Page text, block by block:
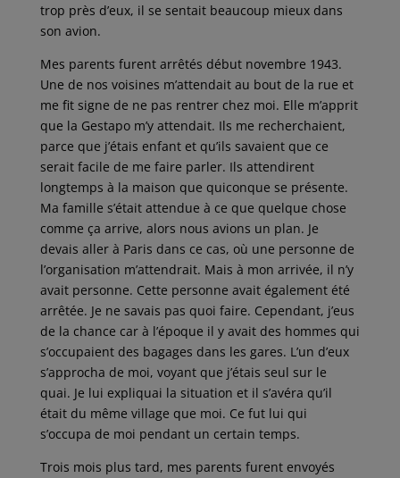
trop près d’eux, il se sentait beaucoup mieux dans
son avion.
Mes parents furent arrêtés début novembre 1943.
Une de nos voisines m’attendait au bout de la rue et
me fit signe de ne pas rentrer chez moi. Elle m’apprit
que la Gestapo m’y attendait. Ils me recherchaient,
parce que j’étais enfant et qu’ils savaient que ce
serait facile de me faire parler. Ils attendirent
longtemps à la maison que quiconque se présente.
Ma famille s’était attendue à ce que quelque chose
comme ça arrive, alors nous avions un plan. Je
devais aller à Paris dans ce cas, où une personne de
l’organisation m’attendrait. Mais à mon arrivée, il n’y
avait personne. Cette personne avait également été
arrêtée. Je ne savais pas quoi faire. Cependant, j’eus
de la chance car à l’époque il y avait des hommes qui
s’occupaient des bagages dans les gares. L’un d’eux
s’approcha de moi, voyant que j’étais seul sur le
quai. Je lui expliquai la situation et il s’avéra qu’il
était du même village que moi. Ce fut lui qui
s’occupa de moi pendant un certain temps.
Trois mois plus tard, mes parents furent envoyés